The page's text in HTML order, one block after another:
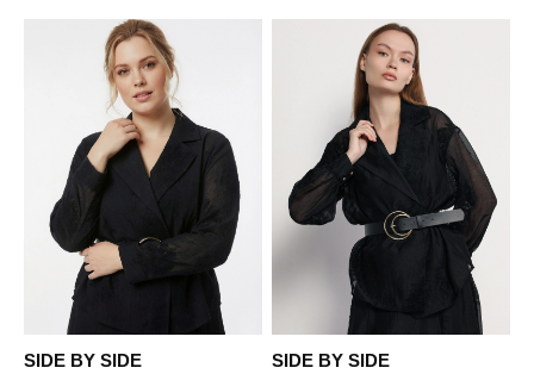
SIDE BY SIDE
SIDE BY SIDE